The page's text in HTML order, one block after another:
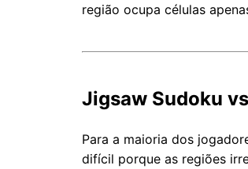
região ocupa células
Jigsaw Sudoku
Para a maioria dos
difícil porque as regiões